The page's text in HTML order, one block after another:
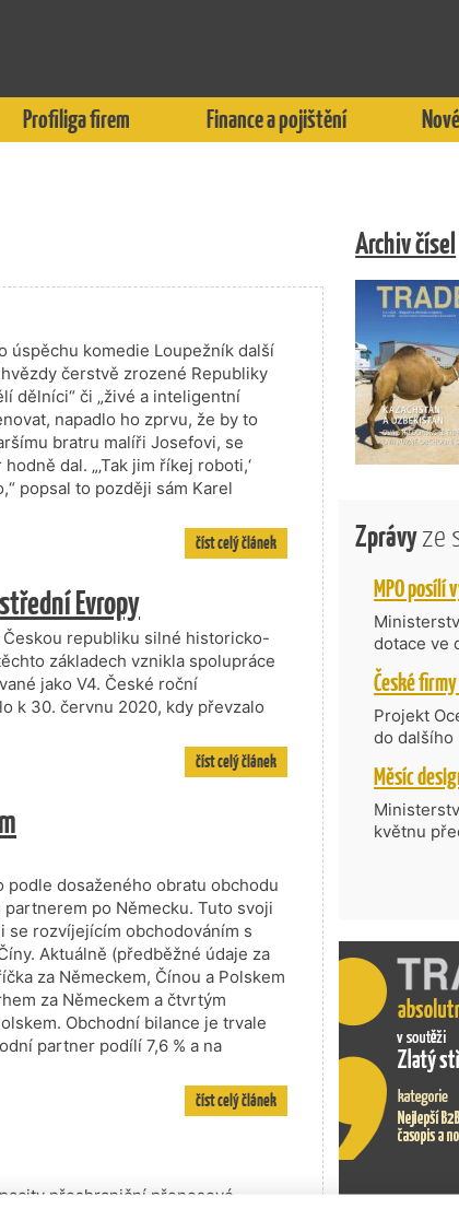
Profiliga firem Finance a pojištění
úspěchu komedie Loupežník další
čerstvě zrozené Republiky
dělníci“ či „živé a inteligentní
napadlo ho zprvu, že by to
bratru malíři Josefovi, se
dal. „‚Tak jim říkej roboti,‘
popsal to později sám Karel
číst celý článek
Evropy
republiku silné historicko-
základech vznikla spolupráce
jako V4. České roční
k 30. červnu 2020, kdy převzalo
číst celý článek
dosaženého obratu obchodu
po Německu. Tuto svoji
se rozvíjejícím obchodováním s
Aktuálně (předběžné údaje za
za Německem, Čínou a Polskem
za Německem a čtvrtým
Obchodní bilance je trvale
partner podílí 7,6 % a na
číst celý článek
přeshraniční přenosové
reaktorů v jaderné elektrárně v
Archiv čísel
Zprávyze
dotace ve
Transfer,
Částkou
umělé
do
zásobníku
Projekt
do dalšího
prosazují
přispívají
nejen
květnu
Série
zahraničí
českých
Czech
branding